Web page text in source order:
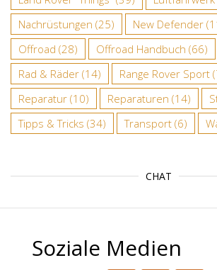
Nachrüstungen (25) New Defender
Offroad (28) Offroad Handbuch (66)
Rad & Räder (14) Range Rover Sport
Reparatur (10) Reparaturen (14)
Tipps & Tricks (34) Transport (6)
CHAT
Soziale Medien